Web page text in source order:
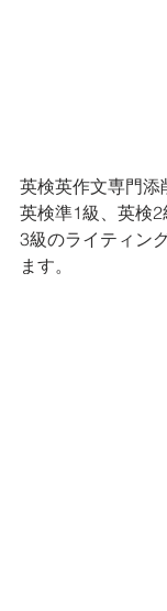
英検英作文専門添
英検準1級、英検
3級のライティン
ます。